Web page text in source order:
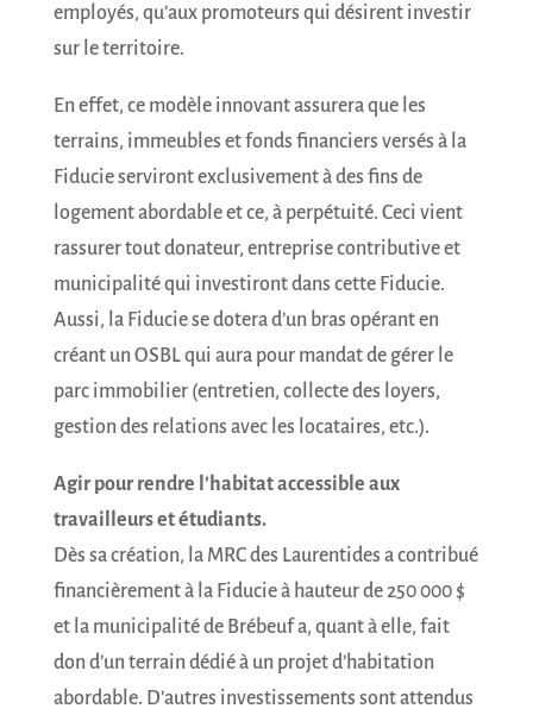
employés, qu’aux promoteurs qui désirent investir
sur le territoire.
En effet, ce modèle innovant assurera que les
terrains, immeubles et fonds financiers versés à la
Fiducie serviront exclusivement à des fins de
logement abordable et ce, à perpétuité. Ceci vient
rassurer tout donateur, entreprise contributive et
municipalité qui investiront dans cette Fiducie.
Aussi, la Fiducie se dotera d’un bras opérant en
créant un OSBL qui aura pour mandat de gérer le
parc immobilier (entretien, collecte des loyers,
gestion des relations avec les locataires, etc.).
Agir pour rendre l’habitat accessible aux
travailleurs et étudiants.
Dès sa création, la MRC des Laurentides a contribué
financièrement à la Fiducie à hauteur de 250 000 $
et la municipalité de Brébeuf a, quant à elle, fait
don d’un terrain dédié à un projet d’habitation
abordable. D’autres investissements sont attendus